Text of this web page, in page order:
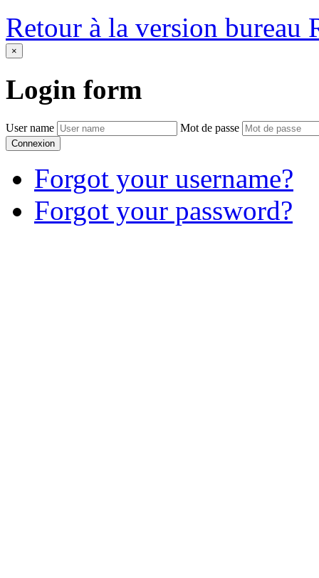
Retour à la version bureau
×
Login form
User name Mot de passe
Connexion
Forgot your username?
Forgot your password?